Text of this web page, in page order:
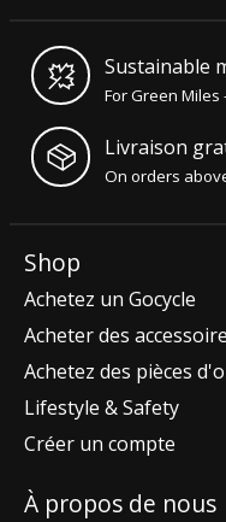
Sustainable
For Green Miles
Livraison
On orders
Shop
Achetez un Gocycle
Acheter des
Achetez des pièces
Lifestyle & Safety
Créer un compte
À propos de nous